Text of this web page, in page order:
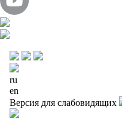
ru
en
Версия для слабовидящих